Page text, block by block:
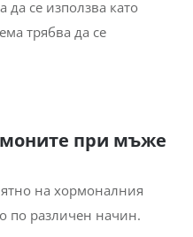
трябва да се
на хормоналния
по различен начин.